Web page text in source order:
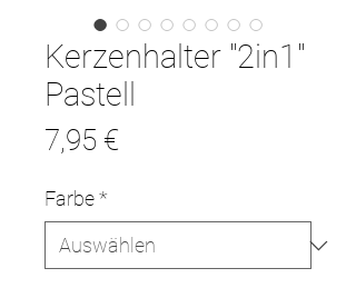
Kerzenhalter "2in1"
Pastell
7,95 €
Farbe*